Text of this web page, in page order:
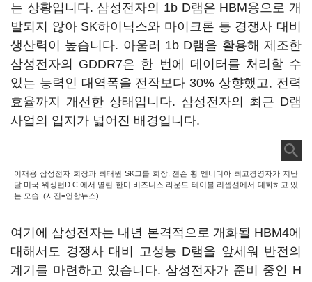
는 상황입니다. 삼성전자의 1b D램은 HBM용으로 개
발되지 않아 SK하이닉스와 마이크론 등 경쟁사 대비
생산력이 높습니다. 아울러 1b D램을 활용해 제조한
삼성전자의 GDDR7은 한 번에 데이터를 처리할 수
있는 능력인 대역폭을 전작보다 30% 상향했고, 전력
효율까지 개선한 상태입니다. 삼성전자의 최근 D램
사업의 입지가 넓어진 배경입니다.
이재용 삼성전자 회장과 최태원 SK그룹 회장, 젠슨 황 엔비디아 최고경영자가 지난
달 미국 워싱턴D.C.에서 열린 한미 비즈니스 라운드 테이블 리셉션에서 대화하고 있
는 모습. (사진=연합뉴스)
여기에 삼성전자는 내년 본격적으로 개화될 HBM4에
대해서도 경쟁사 대비 고성능 D램을 앞세워 반전의
계기를 마련하고 있습니다. 삼성전자가 준비 중인 H